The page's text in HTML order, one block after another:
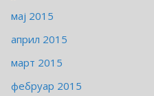
мај 2015
април 2015
март 2015
фебруар 2015